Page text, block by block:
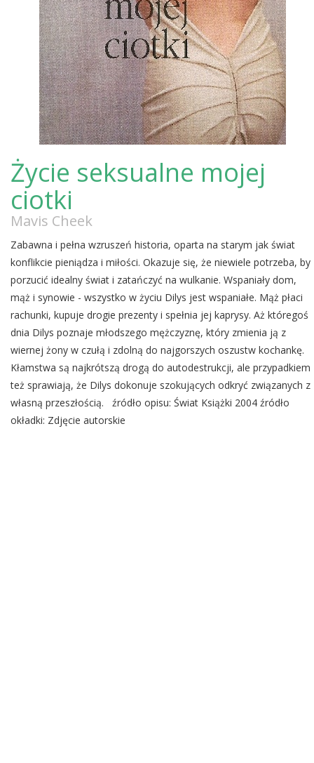
Życie seksualne mojej
ciotki
Mavis Cheek
Zabawna i pełna wzruszeń historia, oparta na starym jak świat
konflikcie pieniądza i miłości. Okazuje się, że niewiele potrzeba, by
porzucić idealny świat i zatańczyć na wulkanie. Wspaniały dom,
mąż i synowie - wszystko w życiu Dilys jest wspaniałe. Mąż płaci
rachunki, kupuje drogie prezenty i spełnia jej kaprysy. Aż któregoś
dnia Dilys poznaje młodszego mężczyznę, który zmienia ją z
wiernej żony w czułą i zdolną do najgorszych oszustw kochankę.
Kłamstwa są najkrótszą drogą do autodestrukcji, ale przypadkiem
też sprawiają, że Dilys dokonuje szokujących odkryć związanych z
własną przeszłością. źródło opisu: Świat Książki 2004 źródło
okładki: Zdjęcie autorskie